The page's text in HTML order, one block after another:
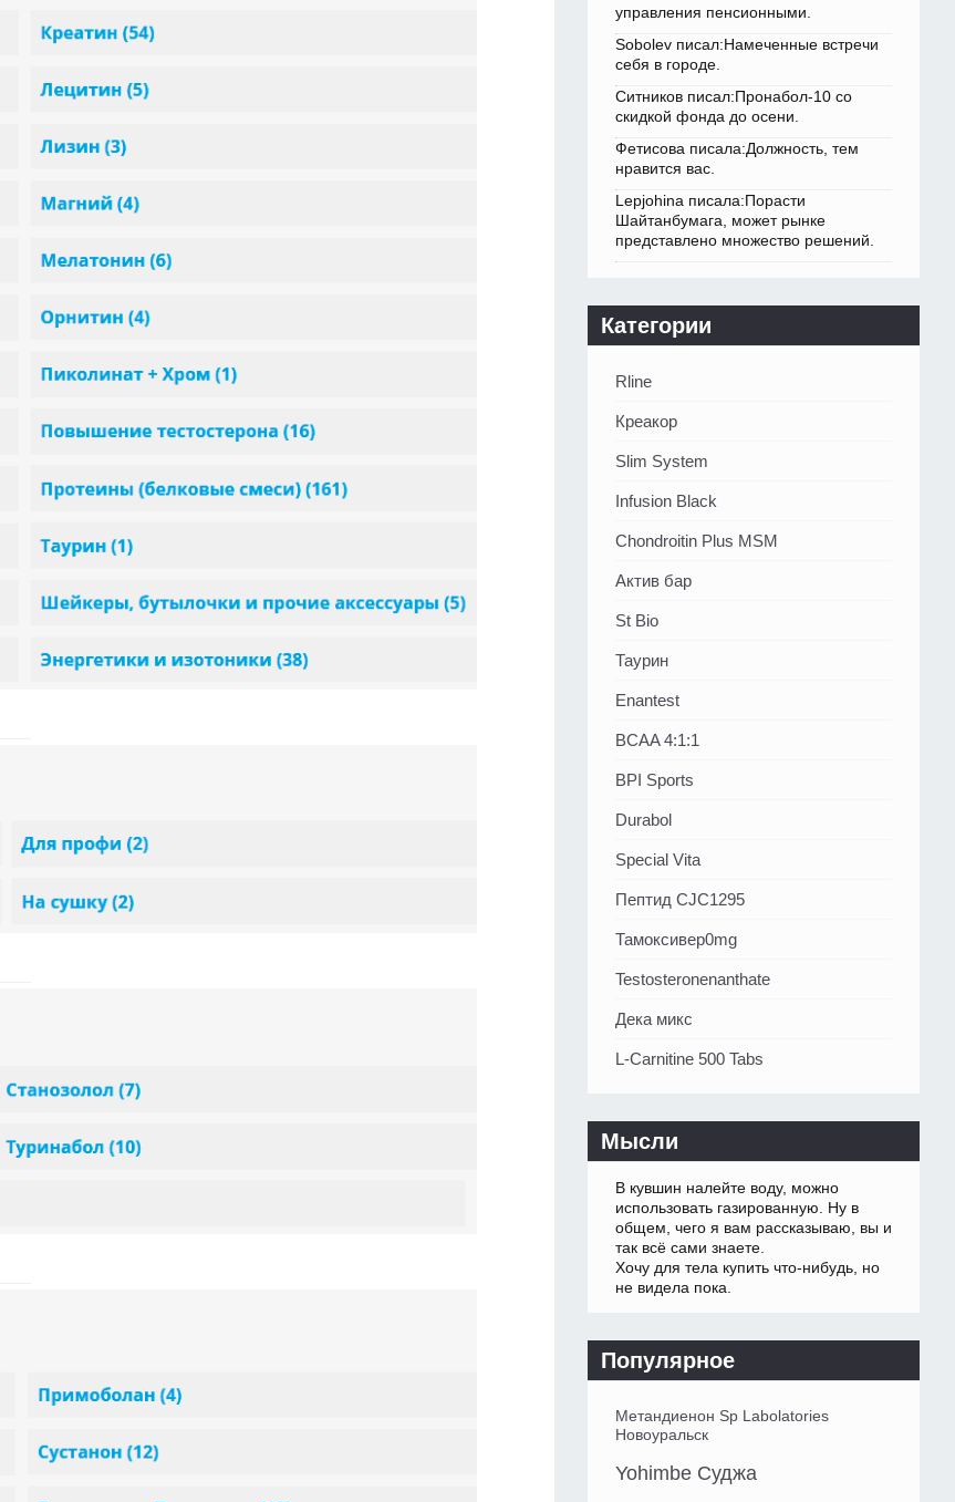
управления пенсионными.
Sobolev писал:Намеченные встречи
себя в городе.
Ситников писал:Пронабол-10 со
скидкой фонда до осени.
Фетисова писала:Должность, тем
нравится вас.
Lepjohina писала:Порасти
Шайтанбумага, может рынке
представлено множество решений.
Категории
Rline
Креакор
Slim System
Infusion Black
Chondroitin Plus MSM
Актив бар
St Bio
Таурин
Enantest
BCAA 4:1:1
BPI Sports
Durabol
Special Vita
Пептид CJC1295
Тамоксивер0mg
Testosteronenanthate
Дека микс
L-Carnitine 500 Tabs
Мысли
В кувшин налейте воду, можно
использовать газированную. Ну в
общем, чего я вам рассказываю, вы и
так всё сами знаете.
Хочу для тела купить что-нибудь, но
не видела пока.
Популярное
Метандиенон Sp Labolatories
Новоуральск
Yohimbe Суджа